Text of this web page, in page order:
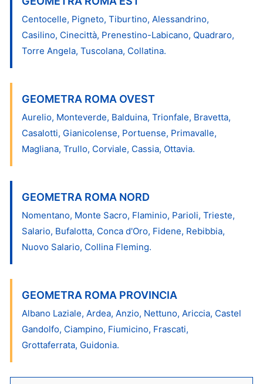
Centocelle, Pigneto, Tiburtino, Alessandrino,
Casilino, Cinecittà, Prenestino-Labicano, Quadraro,
Torre Angela, Tuscolana, Collatina.
GEOMETRA ROMA OVEST
Aurelio, Monteverde, Balduina, Trionfale, Bravetta,
Casalotti, Gianicolense, Portuense, Primavalle,
Magliana, Trullo, Corviale, Cassia, Ottavia.
GEOMETRA ROMA NORD
Nomentano, Monte Sacro, Flaminio, Parioli, Trieste,
Salario, Bufalotta, Conca d'Oro, Fidene, Rebibbia,
Nuovo Salario, Collina Fleming.
GEOMETRA ROMA PROVINCIA
Albano Laziale, Ardea, Anzio, Nettuno, Ariccia, Castel
Gandolfo, Ciampino, Fiumicino, Frascati,
Grottaferrata, Guidonia.